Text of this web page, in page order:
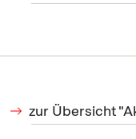
zur Übersicht